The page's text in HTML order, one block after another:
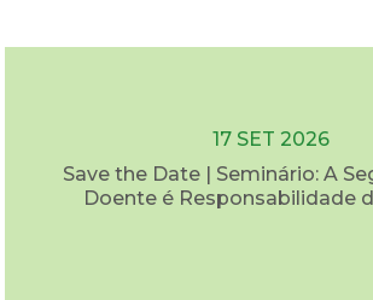
17 SET 2026
Save the Date | Seminário: A
Doente é Responsabilidade